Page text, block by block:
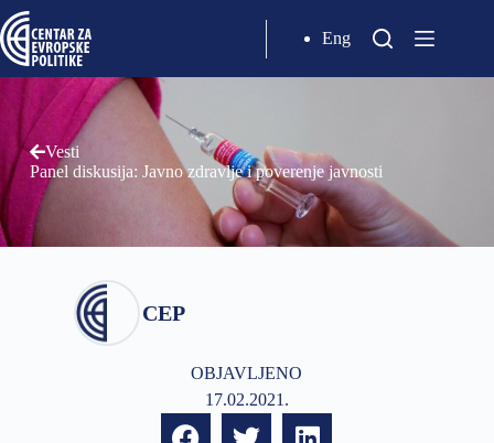
Eng
Vesti
Panel diskusija: Javno zdravlje i poverenje javnosti
CEP
OBJAVLJENO
17.02.2021.